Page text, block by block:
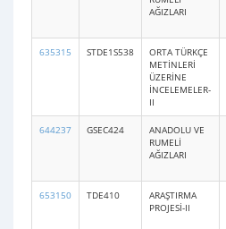
AĞIZLARI
635315 STDE1S538
ORTA TÜRKÇE
METİNLERİ
ÜZERİNE
İNCELEMELER-
II
644237 GSEC424
ANADOLU VE
RUMELİ
AĞIZLARI
653150 TDE410
ARAŞTIRMA
PROJESİ-II